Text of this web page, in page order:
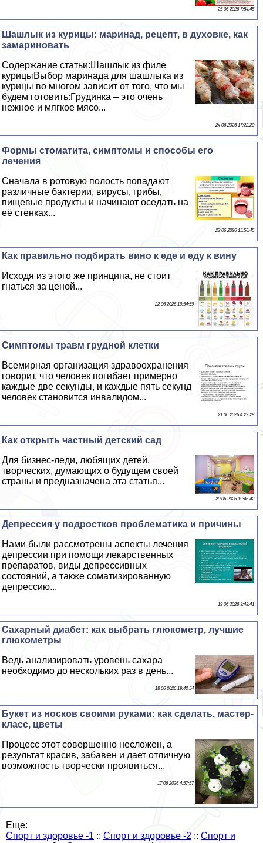
25 06 2026 7:54:45
Шашлык из курицы: маринад, рецепт, в духовке, как
замариновать
Содержание статьи:Шашлык из филе
курицыВыбор маринада для шашлыка из
курицы во многом зависит от того, что мы
будем готовить:Гpyдинка – это очень
нежное и мягкое мясо...
24 06 2026 17:22:20
Формы стоматита, симптомы и способы его
лечения
Сначала в ротовую полость попадают
различные бактерии, вирусы, грибы,
пищевые продукты и начинают оседать на
её стенках...
23 06 2026 15:56:45
Как правильно подбирать вино к еде и еду к вину
Исходя из этого же принципа, не стоит
гнаться за ценой...
22 06 2026 19:54:59
Симптомы травм грудной клетки
Всемирная организация здравоохранения
говорит, что человек погибает примерно
каждые две секунды, и каждые пять секунд
человек становится инвалидом...
21 06 2026 4:27:29
Как открыть частный детский сад
Для бизнес-леди, любящих детей,
творческих, думающих о будущем своей
страны и предназначена эта статья...
20 06 2026 19:46:42
Депрессия у подростков проблематика и причины
Нами были рассмотрены аспекты лечения
депрессии при помощи лекарственных
препаратов, виды депрессивных
состояний, а также соматизированную
депрессию...
19 06 2026 3:48:41
Сахарный диабет: как выбрать глюкометр, лучшие
глюкометры
Ведь анализировать уровень сахара
необходимо до нескольких раз в день...
18 06 2026 19:42:54
Букет из носков своими руками: как сделать, мастер-
класс, цветы
Процесс этот совершенно несложен, а
результат красив, забавен и дает отличную
возможность творчески проявиться...
17 06 2026 4:57:57
Еще:
Спорт и здоровье -1 :: Спорт и здоровье -2 :: Спорт и